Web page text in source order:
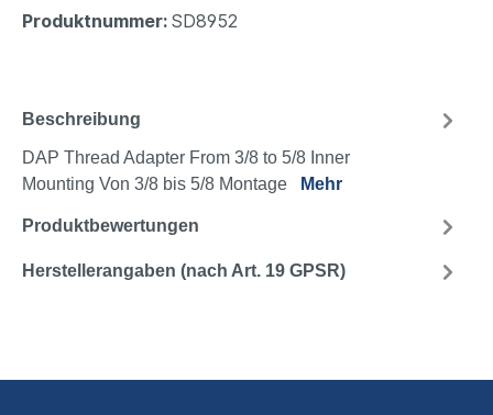
Produktnummer: SD8952
Beschreibung
DAP Thread Adapter From 3/8 to 5/8 Inner
Mounting Von 3/8 bis 5/8 Montage
Mehr
Produktbewertungen
Herstellerangaben (nach Art. 19 GPSR)